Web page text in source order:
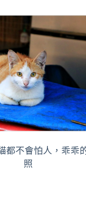
都不會怕人，乖乖
照